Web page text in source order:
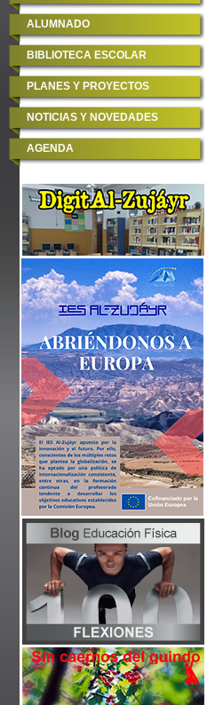
ALUMNADO
BIBLIOTECA ESCOLAR
PLANES Y PROYECTOS
NOTICIAS Y NOVEDADES
AGENDA